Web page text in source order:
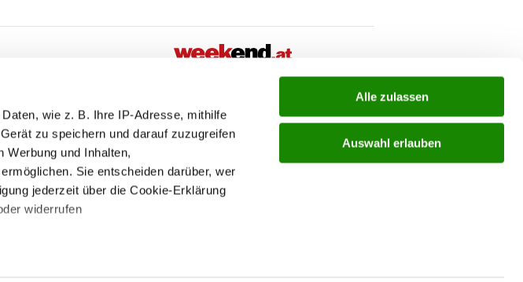
wie z. B. Ihre IP-Adresse, mithilfe
zu speichern und darauf zuzugreifen
Werbung und Inhalten,
Sie entscheiden darüber, wer
jederzeit über die Cookie-Erklärung
widerrufen
Alle zulassen
Auswahl erlauben
Social
links